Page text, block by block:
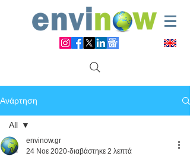
Ανάρτηση
All
All
envinow.gr
24 Νοε 2020 διαβάστηκε 2 λεπτά